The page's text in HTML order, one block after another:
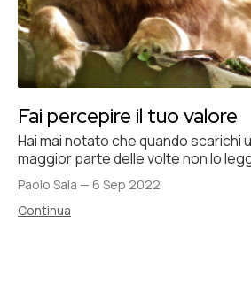
Fai percepire il tuo valore
Hai mai notato che quando scarichi
maggior parte delle volte non lo
Paolo Sala — 6 Sep 2022
Continua